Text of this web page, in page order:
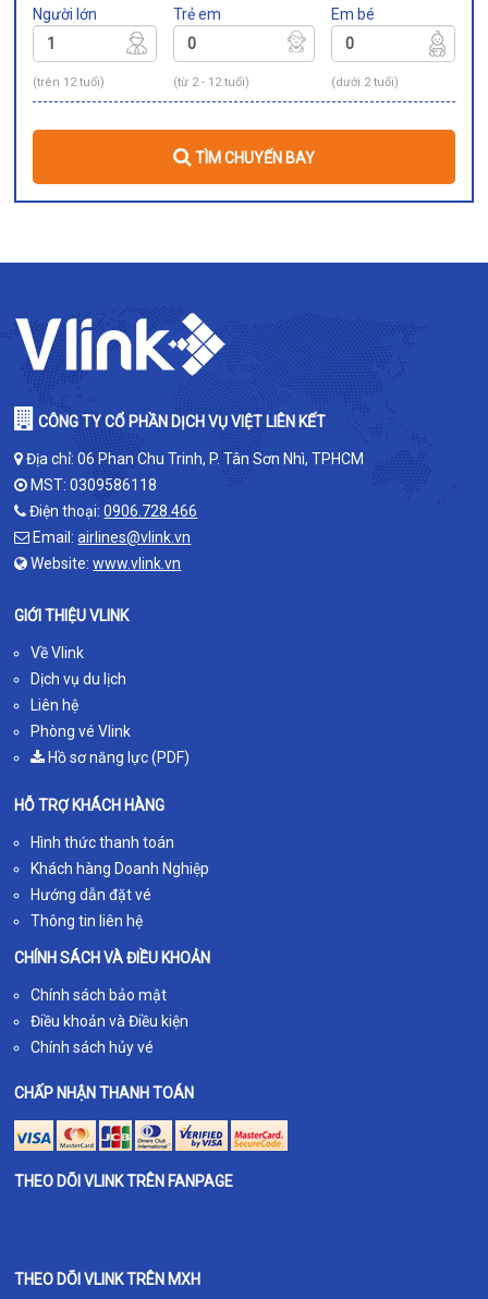
Người lớn
(trên 12 tuổi)
Trẻ em
(từ 2 - 12 tuổi)
Em bé
(dưới 2 tuổi)
TÌM CHUYẾN BAY
CÔNG TY CỔ PHẦN DỊCH VỤ VIỆT LIÊN KẾT
Địa chỉ: 06 Phan Chu Trinh, P. Tân Sơn Nhì, TPHCM
MST: 0309586118
Điện thoại:0906.728.466
Email:airlines@vlink.vn
Website:www.vlink.vn
GIỚI THIỆU VLINK
Về Vlink
Dịch vụ du lịch
Liên hệ
Phòng vé Vlink
Hồ sơ năng lực (PDF)
HỖ TRỢ KHÁCH HÀNG
Hình thức thanh toán
Khách hàng Doanh Nghiệp
Hướng dẫn đặt vé
Thông tin liên hệ
CHÍNH SÁCH VÀ ĐIỀU KHOẢN
Chính sách bảo mật
Điều khoản và Điều kiện
Chính sách hủy vé
CHẤP NHẬN THANH TOÁN
THEO DÕI VLINK TRÊN FANPAGE
THEO DÕI VLINK TRÊN MXH